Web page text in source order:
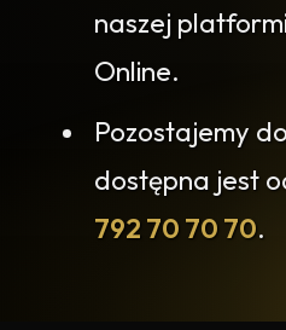
naszej
Online.
Pozostajemy
dostępna jest
792 70 70 70.